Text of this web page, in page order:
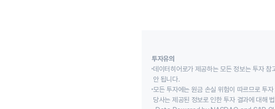
투자유의
데이터히어로가 제공하는 모든 정보는 투자
안 됩니다.
모든 투자에는 원금 손실 위험이 따르므로 투
당사는 제공된 정보로 인한 투자 결과에 대해